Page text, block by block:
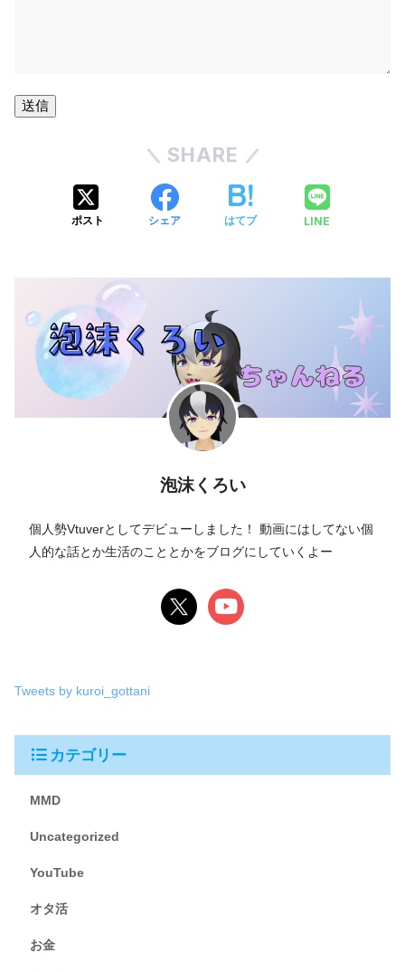
SHARE
ポスト シェア はてブ LINE
泡沫くろい
個人勢Vtuverとしてデビューしました！ 動画にはしてない個
人的な話とか生活のこととかをブログにしていくよー
Tweets by kuroi_gottani
カテゴリー
MMD
Uncategorized
YouTube
オタ活
お金